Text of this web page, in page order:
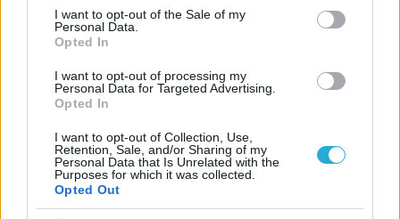
consent section.
I want to opt-out of the Sale of my
Personal Data.
Opted In
I want to opt-out of processing my
Personal Data for Targeted Advertising.
Opted In
I want to opt-out of Collection, Use,
Retention, Sale, and/or Sharing of my
Personal Data that Is Unrelated with the
Purposes for which it was collected.
Opted Out